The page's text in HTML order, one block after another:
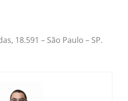
18.591 – São Paulo – SP.